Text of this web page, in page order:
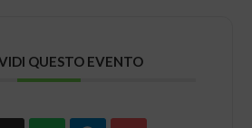
QUESTO EVENTO